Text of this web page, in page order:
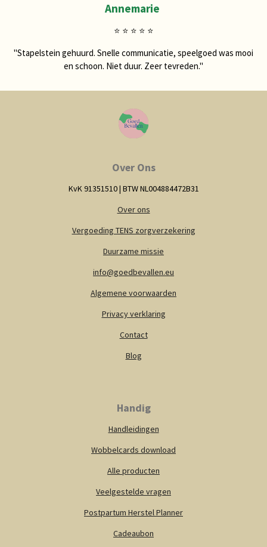
Annemarie
⭐ ⭐ ⭐ ⭐ ⭐
"Stapelstein gehuurd. Snelle communicatie, speelgoed was mooi
en schoon. Niet duur. Zeer tevreden."
Over Ons
KvK 91351510 | BTW NL004884472B31
Over ons
Vergoeding TENS zorgverzekering
Duurzame missie
info@goedbevallen.eu
Algemene voorwaarden
Privacy verklaring
Contact
Blog
Handig
Handleidingen
Wobbelcards download
Alle producten
Veelgestelde vragen
Postpartum Herstel Planner
Cadeaubon